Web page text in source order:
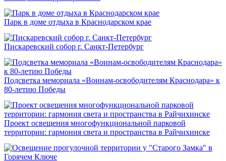
Парк в доме отдыха в Краснодарском крае
Пискаревский собор г. Санкт-Петербург
Подсветка мемориала «Воинам-освободителям Краснодара» к
80-летию Победы
Проект освещения многофункциональной парковой
территории: гармония света и пространства в Райчихинске